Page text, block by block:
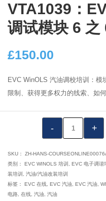
VTA1039：
调试模块 6 之
£150.00
EVC WinOLS 汽油调校培训：模
限制、获得更多权力的线索、如
EVC
汽
油
SKU： ZH-HANS-
类别： EVC WINOLS 培训 , EVC 电子调谐
装培训 , 汽油/汽油改装培训
标签： EVC 在线, EVC 汽油, EVC 汽油,
电路, 在线, 汽油, 汽油